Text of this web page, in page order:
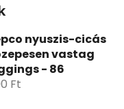
nyuszis-cicás
vastag
- 86
Ft